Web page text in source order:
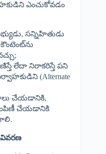
ఎంచుకోవడం
సన్నిహితుడు
లేదా నిరాకరిస్తే పని
(Alternate
చేయడానికి,
పంపిణీ చేయడానికి
వివరణ